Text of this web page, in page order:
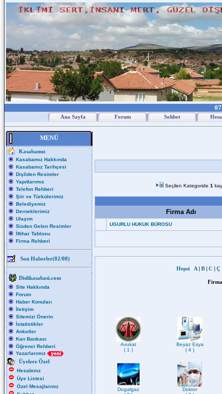
Ana Sayfa Forum Sohbet
MENÜ
Kasabamız
Kasabamız Hakkında
Kasabamız Tarihçesi
Dişliden Resimler
Yapıtlarımız
Telefon Rehberi
Şiir ve Türkülerimiz
Belediyemiz
Derneklerimiz
Ulaşım
Sizden Gelen Resimler
İftihar Tablosu
Firma Rehberi
Son Haberler(02/08)
Dislikasabasi.com
Site Hakkında
Forum
Haber Konuları
İletişim
Sitemizi Önerin
İstatistikler
Anketler
Kan Bankası
Öğrenci Rehberi
Yazarlarımız
Üyelere Özel
Hesabınız
Üye Listesi
Özel Mesajlarınız
Seçilen Kategoride 1
Firma Adı
UGURLU HUKUK BÜROSU
Hepsi A| B| C | Ç
Avukat
( 1 )
Beyaz Esya
( 4 )
Dogalgaz
Doktor